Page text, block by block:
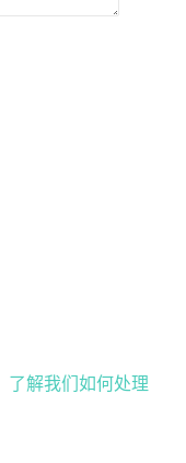
了解我们如何处理